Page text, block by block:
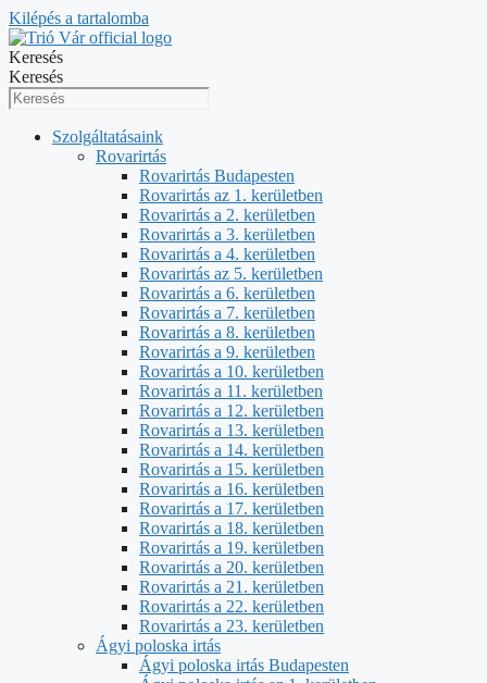
Kilépés a tartalomba
Keresés
Keresés
Szolgáltatásaink
Rovarirtás
Rovarirtás Budapesten
Rovarirtás az 1. kerületben
Rovarirtás a 2. kerületben
Rovarirtás a 3. kerületben
Rovarirtás a 4. kerületben
Rovarirtás az 5. kerületben
Rovarirtás a 6. kerületben
Rovarirtás a 7. kerületben
Rovarirtás a 8. kerületben
Rovarirtás a 9. kerületben
Rovarirtás a 10. kerületben
Rovarirtás a 11. kerületben
Rovarirtás a 12. kerületben
Rovarirtás a 13. kerületben
Rovarirtás a 14. kerületben
Rovarirtás a 15. kerületben
Rovarirtás a 16. kerületben
Rovarirtás a 17. kerületben
Rovarirtás a 18. kerületben
Rovarirtás a 19. kerületben
Rovarirtás a 20. kerületben
Rovarirtás a 21. kerületben
Rovarirtás a 22. kerületben
Rovarirtás a 23. kerületben
Ágyi poloska irtás
Ágyi poloska irtás Budapesten